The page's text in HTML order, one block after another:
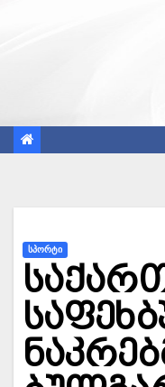
ᲡᲞᲝᲠᲢᲘ